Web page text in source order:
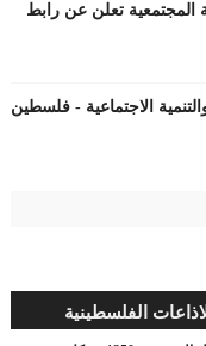
المجتمعية تعلن عن رابط
الاجتماعية - فلسطين
الفلسطينية